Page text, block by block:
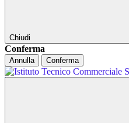
Chiudi
Conferma
Annulla Conferma